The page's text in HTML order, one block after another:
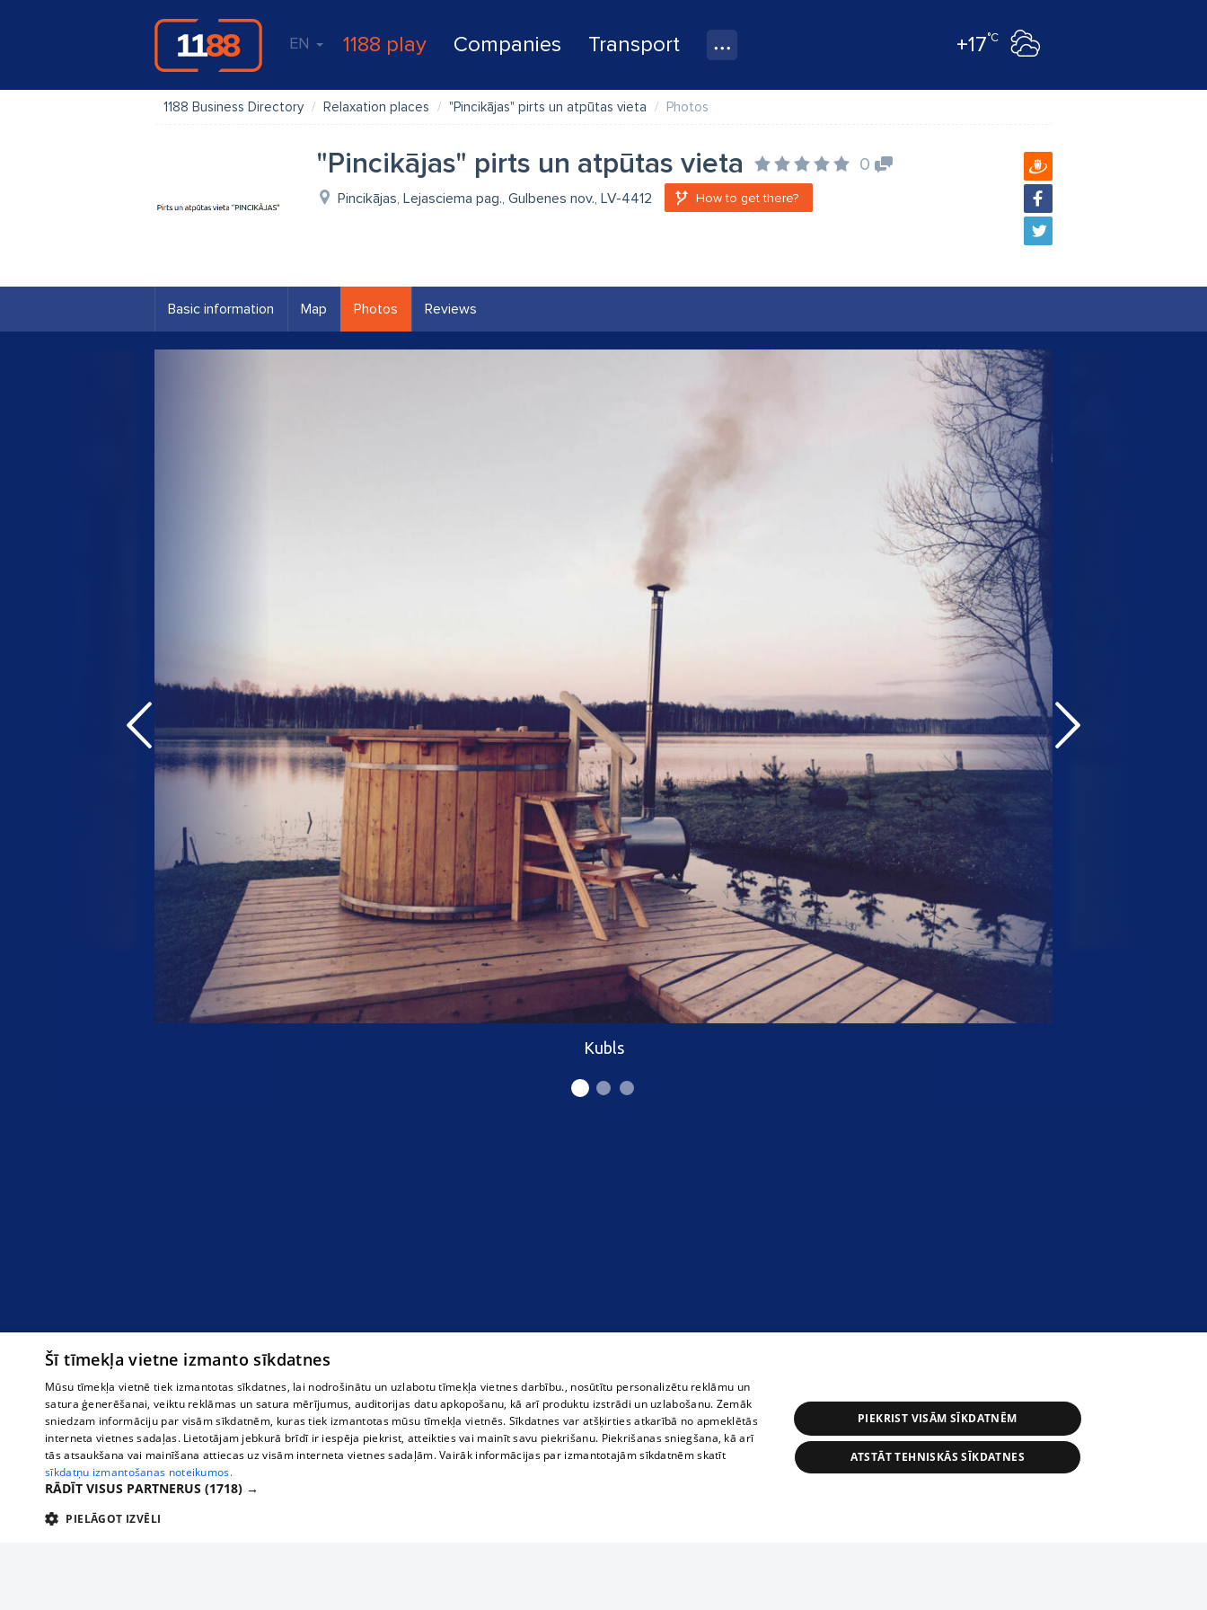
EN 1188 play Companies Transport +17°C
1188 Business Directory Relaxation places "Pincikājas" pirts un atpūtas vieta Photos
"Pincikājas" pirts un atpūtas vieta 0
Pincikājas, Lejasciema pag., Gulbenes nov., LV-4412 How to get there?
Basic information Map Photos Reviews
Kubls
Šī tīmekļa vietne izmanto sīkdatnes
Mūsu tīmekļa vietnē tiek izmantotas sīkdatnes, lai nodrošinātu un uzlabotu tīmekļa vietnes darbību., nosūtītu personalizētu reklāmu un
satura ģenerēšanai, veiktu reklāmas un satura mērījumus, auditorijas datu apkopošanu, kā arī produktu izstrādi un uzlabošanu. Zemāk
sniedzam informāciju par visām sīkdatnēm, kuras tiek izmantotas mūsu tīmekļa vietnēs. Sīkdatnes var atšķirties atkarībā no apmeklētās
interneta vietnes sadaļas. Lietotājam jebkurā brīdī ir iespēja piekrist, atteikties vai mainīt savu piekrišanu. Piekrišanas sniegšana, kā arī
tās atsaukšana vai mainīšana attiecas uz visām interneta vietnes sadaļām. Vairāk informācijas par izmantotajām sīkdatnēm skatīt
sīkdatņu izmantošanas noteikumos.
RĀDĪT VISUS PARTNERUS (1718) →
PIELĀGOT IZVĒLI
PIEKRIST VISĀM SĪKDATNĒM
ATSTĀT TEHNISKĀS SĪKDATNES